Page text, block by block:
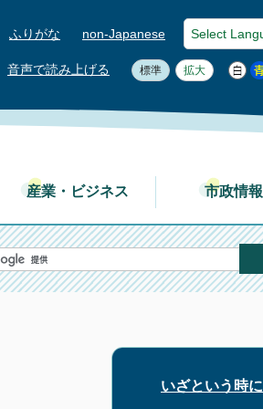
ふりがな non-Japanese
音声で読み上げる 標準 拡大
産業・ビジネス 市政情報
いざという時に